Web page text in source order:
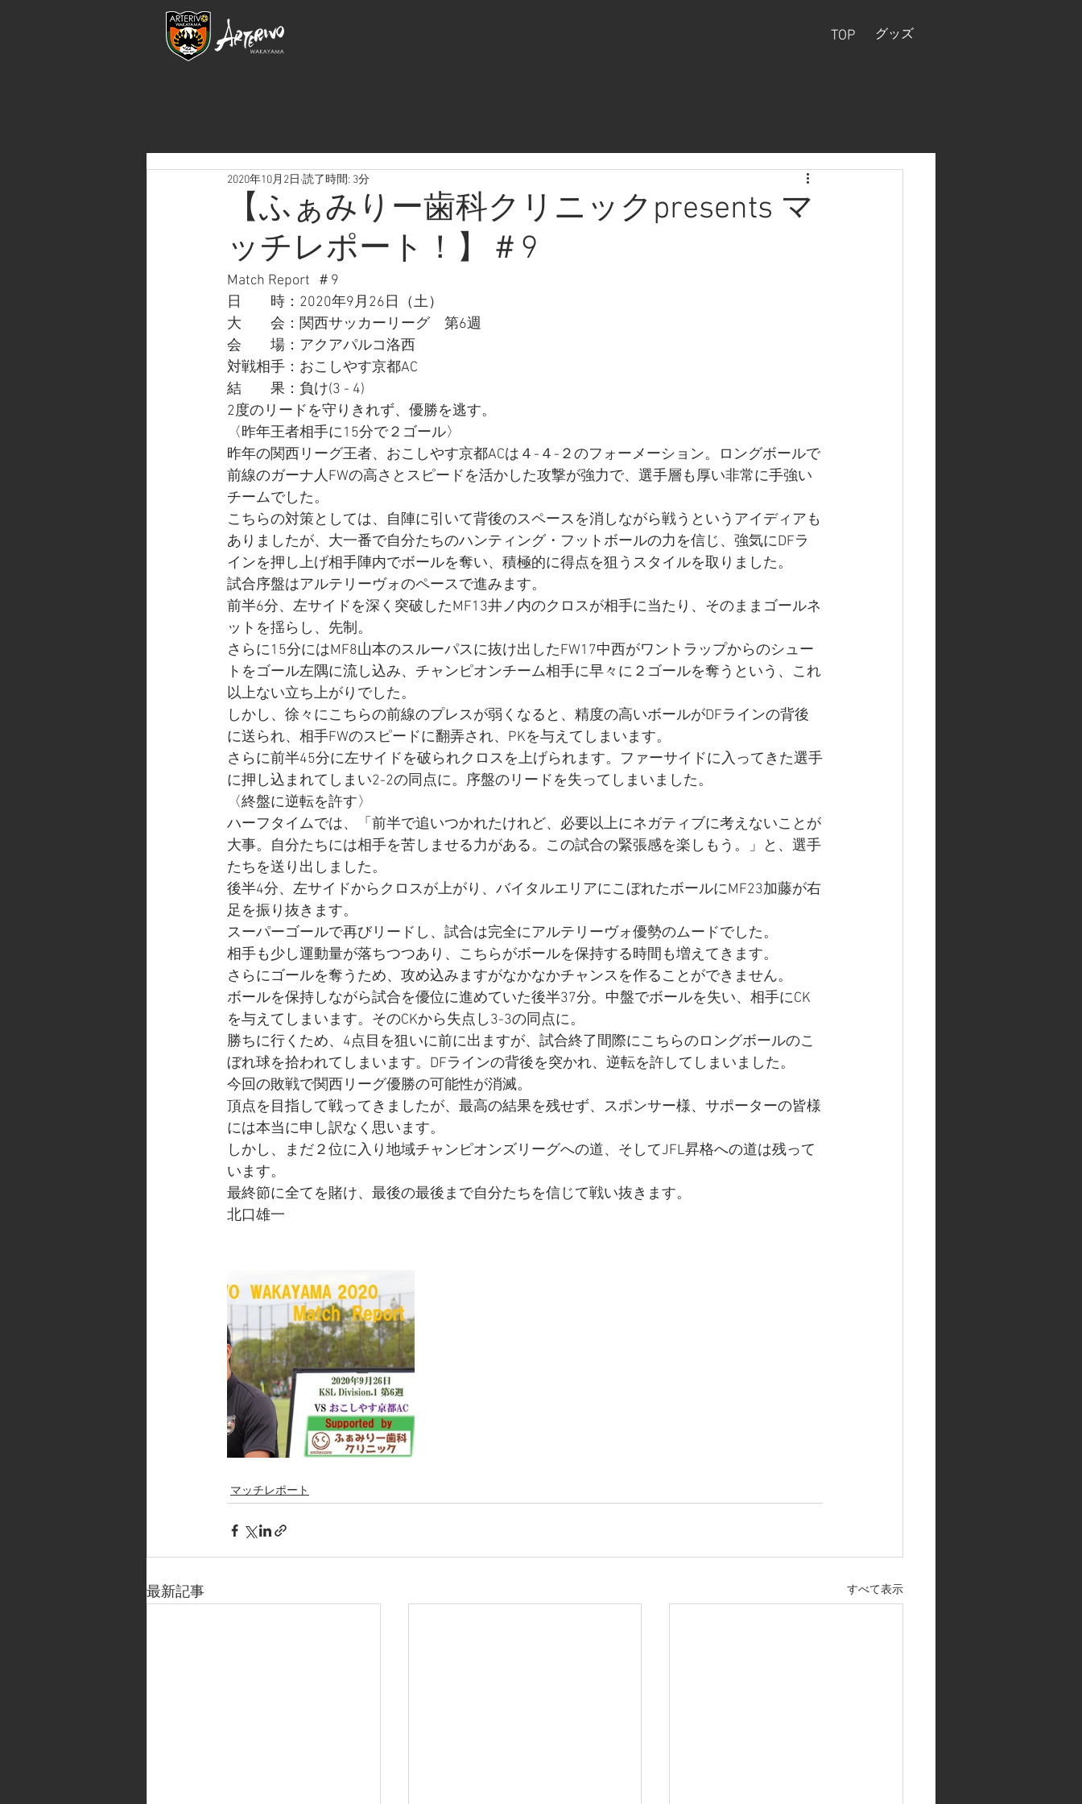
TOP グッズ
【ふぁみりー歯科クリニックpresents マ
ッチレポート！】＃9
2020年10月2日 読了時間: 3分
Match Report  ＃9
日　　時：2020年9月26日（土）
大　　会：関西サッカーリーグ　第6週
会　　場：アクアパルコ洛西
対戦相手：おこしやす京都AC
結　　果：負け(3 - 4)
2度のリードを守りきれず、優勝を逃す。
〈昨年王者相手に15分で２ゴール〉
昨年の関西リーグ王者、おこしやす京都ACは４-４-２のフォーメーション。ロングボールで
前線のガーナ人FWの高さとスピードを活かした攻撃が強力で、選手層も厚い非常に手強い
チームでした。
こちらの対策としては、自陣に引いて背後のスペースを消しながら戦うというアイディアも
ありましたが、大一番で自分たちのハンティング・フットボールの力を信じ、強気にDFラ
インを押し上げ相手陣内でボールを奪い、積極的に得点を狙うスタイルを取りました。
試合序盤はアルテリーヴォのペースで進みます。
前半6分、左サイドを深く突破したMF13井ノ内のクロスが相手に当たり、そのままゴールネ
ットを揺らし、先制。
さらに15分にはMF8山本のスルーパスに抜け出したFW17中西がワントラップからのシュー
トをゴール左隅に流し込み、チャンピオンチーム相手に早々に２ゴールを奪うという、これ
以上ない立ち上がりでした。
しかし、徐々にこちらの前線のプレスが弱くなると、精度の高いボールがDFラインの背後
に送られ、相手FWのスピードに翻弄され、PKを与えてしまいます。
さらに前半45分に左サイドを破られクロスを上げられます。ファーサイドに入ってきた選手
に押し込まれてしまい2-2の同点に。序盤のリードを失ってしまいました。
〈終盤に逆転を許す〉
ハーフタイムでは、「前半で追いつかれたけれど、必要以上にネガティブに考えないことが
大事。自分たちには相手を苦しませる力がある。この試合の緊張感を楽しもう。」と、選手
たちを送り出しました。
後半4分、左サイドからクロスが上がり、バイタルエリアにこぼれたボールにMF23加藤が右
足を振り抜きます。
スーパーゴールで再びリードし、試合は完全にアルテリーヴォ優勢のムードでした。
相手も少し運動量が落ちつつあり、こちらがボールを保持する時間も増えてきます。
さらにゴールを奪うため、攻め込みますがなかなかチャンスを作ることができません。
ボールを保持しながら試合を優位に進めていた後半37分。中盤でボールを失い、相手にCK
を与えてしまいます。そのCKから失点し3-3の同点に。
勝ちに行くため、4点目を狙いに前に出ますが、試合終了間際にこちらのロングボールのこ
ぼれ球を拾われてしまいます。DFラインの背後を突かれ、逆転を許してしまいました。
今回の敗戦で関西リーグ優勝の可能性が消滅。
頂点を目指して戦ってきましたが、最高の結果を残せず、スポンサー様、サポーターの皆様
には本当に申し訳なく思います。
しかし、まだ２位に入り地域チャンピオンズリーグへの道、そしてJFL昇格への道は残って
います。
最終節に全てを賭け、最後の最後まで自分たちを信じて戦い抜きます。
北口雄一
マッチレポート
最新記事 すべて表示